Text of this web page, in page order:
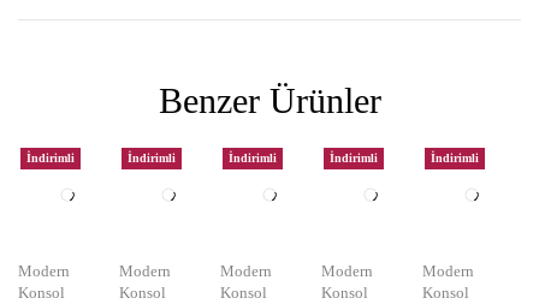
Benzer Ürünler
İndirimli
Modern
Konsol
İndirimli
Modern
Konsol
İndirimli
Modern
Konsol
İndirimli
Modern
Konsol
İndirimli
Modern
Konsol